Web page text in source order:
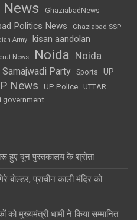
GhaziabadNews
Politics News Ghaziabad SSP
Army kisan aandolan
News Noida Noida
Samajwadi Party Sports
UP
News UP Police
UTTAR
government
दून पुस्तकालय के श्रोता
बोल्डर, प्राचीन काली मंदिर को
मुख्यमंत्री धामी ने किया सम्मानित